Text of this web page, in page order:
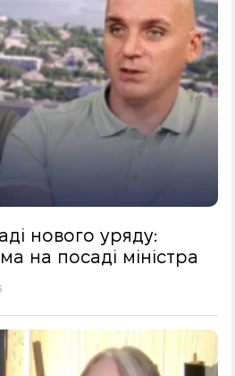
нового уряду:
на посаді міністра